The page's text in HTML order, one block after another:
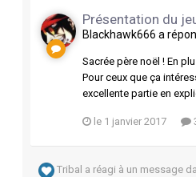
Présentation du
Blackhawk666 a
Sacrée père noël ! En
Pour ceux que ça
excellente partie en
le 1 janvier 2017
Tribal a réagi à un message